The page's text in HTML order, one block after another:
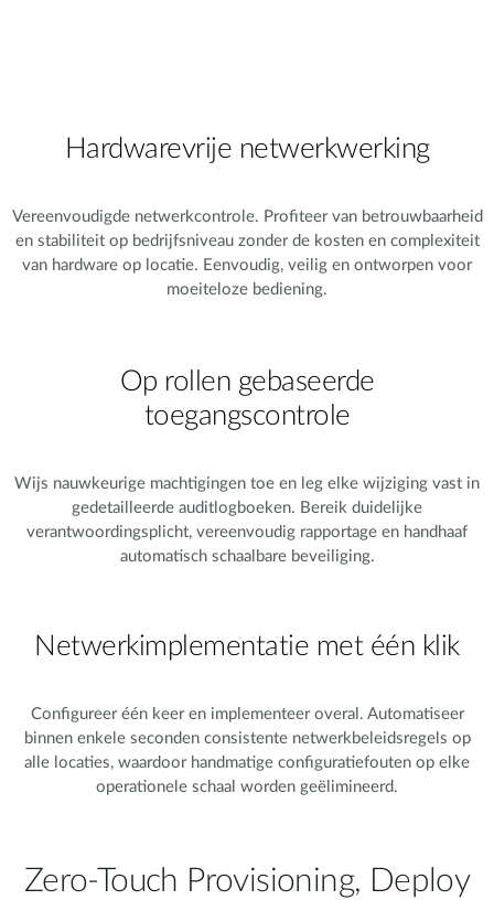
Hardwarevrije netwerkwerking
Vereenvoudigde netwerkcontrole. Profiteer van betrouwbaarheid
en stabiliteit op bedrijfsniveau zonder de kosten en complexiteit
van hardware op locatie. Eenvoudig, veilig en ontworpen voor
moeiteloze bediening.
Op rollen gebaseerde
toegangscontrole
Wijs nauwkeurige machtigingen toe en leg elke wijziging vast in
gedetailleerde auditlogboeken. Bereik duidelijke
verantwoordingsplicht, vereenvoudig rapportage en handhaaf
automatisch schaalbare beveiliging.
Netwerkimplementatie met één klik
Configureer één keer en implementeer overal. Automatiseer
binnen enkele seconden consistente netwerkbeleidsregels op
alle locaties, waardoor handmatige configuratiefouten op elke
operationele schaal worden geëlimineerd.
Zero-Touch Provisioning, Deploy